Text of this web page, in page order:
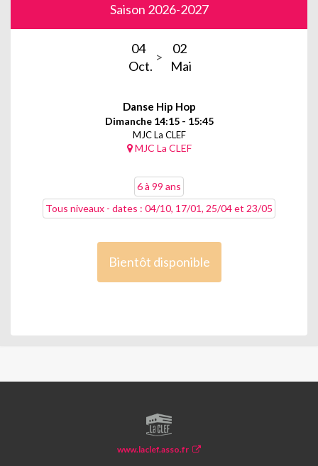
Saison 2026-2027
04
Oct.
02
Mai
Danse Hip Hop
Dimanche 14:15 - 15:45
MJC La CLEF
MJC La CLEF
6 à 99 ans
Tous niveaux - dates : 04/10, 17/01, 25/04 et 23/05
Bientôt disponible
LA
CLEF
www.laclef.asso.fr